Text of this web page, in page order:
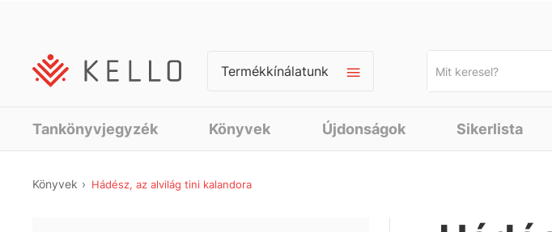
Termékkínálatunk
Tankönyvjegyzék Könyvek Újdonságok Sikerlista
Könyvek Hádész, az alvilág tini kalandora